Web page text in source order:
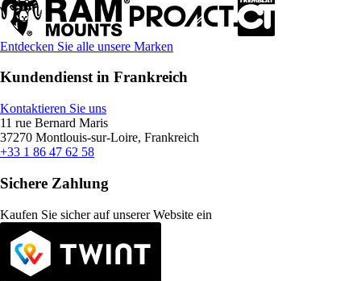
Entdecken Sie alle unsere Marken
Kundendienst in Frankreich
Kontaktieren Sie uns
11 rue Bernard Maris
37270 Montlouis-sur-Loire, Frankreich
+33 1 86 47 62 58
Sichere Zahlung
Kaufen Sie sicher auf unserer Website ein